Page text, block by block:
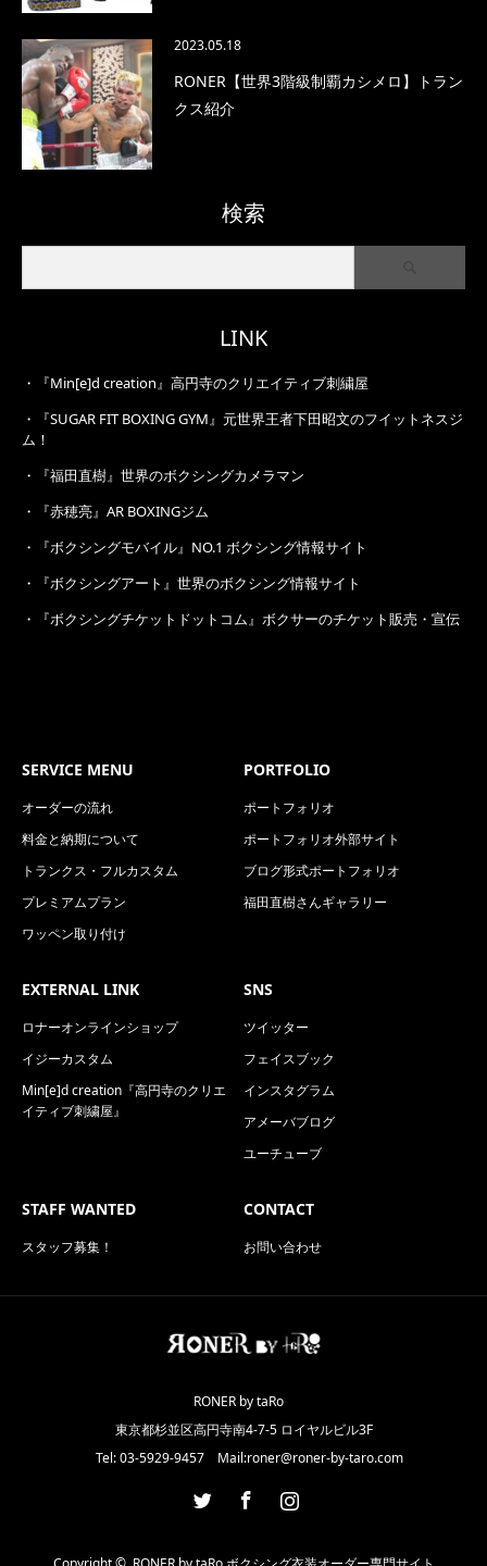
2023.05.18
RONER【世界3階級制覇カシメロ】トラン
クス紹介
検索
LINK
・
『Min[e]d creation』高円寺のクリエイティブ刺繍屋
・
『SUGAR FIT BOXING GYM』元世界王者下田昭文のフイットネスジ
ム！
・
『福田直樹』世界のボクシングカメラマン
・
『赤穂亮』AR BOXINGジム
・
『ボクシングモバイル』NO.1 ボクシング情報サイト
・
『ボクシングアート』世界のボクシング情報サイト
・
『ボクシングチケットドットコム』ボクサーのチケット販売・宣伝
SERVICE MENU
オーダーの流れ
料金と納期について
トランクス・フルカスタム
プレミアムプラン
ワッペン取り付け
PORTFOLIO
ポートフォリオ
ポートフォリオ外部サイト
ブログ形式ポートフォリオ
福田直樹さんギャラリー
EXTERNAL LINK
ロナーオンラインショップ
イジーカスタム
Min[e]d creation『高円寺のクリエ
イティブ刺繍屋』
SNS
ツイッター
フェイスブック
インスタグラム
アメーバブログ
ユーチューブ
STAFF WANTED
スタッフ募集！
CONTACT
お問い合わせ
RONER by taRo
東京都杉並区高円寺南4-7-5 ロイヤルビル3F
Tel: 03-5929-9457 Mail:roner@roner-by-taro.com
Instagram